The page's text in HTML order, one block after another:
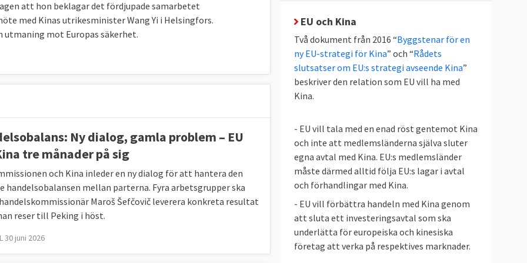
på väg att förändras. Fallet med den svenska
godtyckligt fängslad i Kina och andra
ambassadens utfall mot svensk media, har skapat
mot regeringens förslag, att samma dag kräva EU-
Kong. Sverige var dock ensam i EU:s utrikesråd
skäl
när landets kommunistparti firar 100 år vid
börjat samla på sig kunskap som de själva
att hon beklagar det fördjupade samarbetet
med Kinas utrikesminister Wang Yi i Helsingfors.
utmaning mot Europas säkerhet.
Ny dialog, gamla problem – EU
tre månader på sig
och Kina inleder en ny dialog för att hantera den
handelsobalansen mellan parterna. Fyra arbetsgrupper ska
Maroš Šefčovič leverera konkreta resultat
reser till Peking i höst.
30 juni 2026
EU och Kina
Två dokument från 2016 “Byggstenar för en
ny EU-strategi för Kina” och “Rådets
slutsatser om EU:s strategi avseende Kina”
beskriver den relation som EU vill ha med
Kina.
- EU vill tala med en enad röst gentemot Kina
och inte att medlemsländerna själva sluter
egna avtal med Kina. EU:s medlemsländer
måste därmed alltid följa EU:s lagar i avtal
och förhandlingar med Kina.
- EU vill förbättra handeln med Kina genom
att sluta ett investeringsavtal som ska
underlätta för europeiska och kinesiska
företag att verka på respektives marknader.